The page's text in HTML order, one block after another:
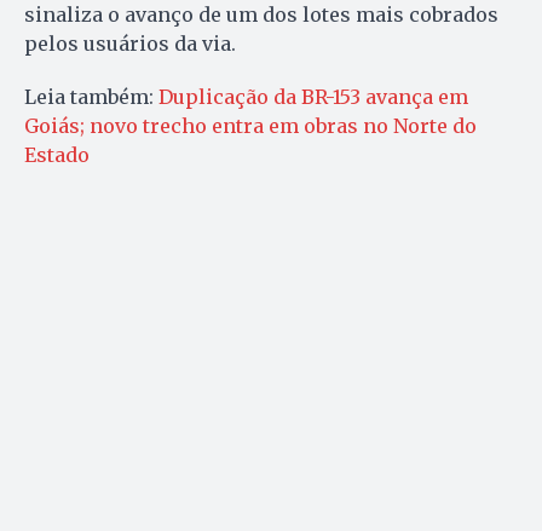
sinaliza o avanço de um dos lotes mais cobrados
pelos usuários da via.
Leia também: Duplicação da BR-153 avança em
Goiás; novo trecho entra em obras no Norte do
Estado